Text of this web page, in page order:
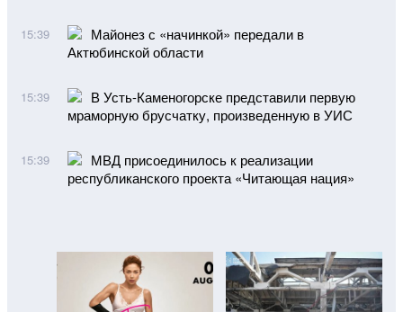
15:39
Майонез с «начинкой» передали в
Актюбинской области
15:39
В Усть-Каменогорске представили первую
мраморную брусчатку, произведенную в УИС
15:39
МВД присоединилось к реализации
республиканского проекта «Читающая нация»